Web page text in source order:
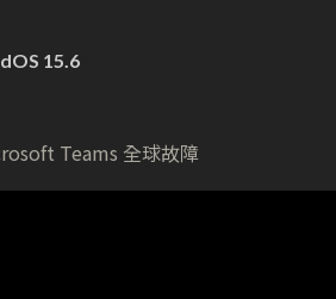
15.6
Teams 全球故障